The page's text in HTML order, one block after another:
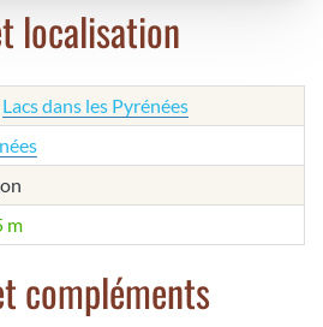
localisation
Lacs dans les Pyrénées
m
compléments